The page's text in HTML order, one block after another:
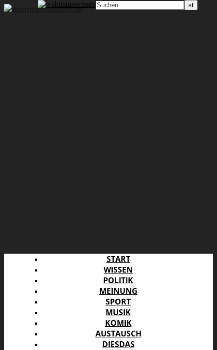
START
WISSEN
POLITIK
MEINUNG
SPORT
MUSIK
KOMIK
AUSTAUSCH
DIESDAS